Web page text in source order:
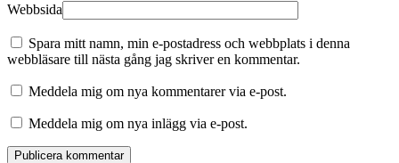
Webbsida
Spara mitt namn, min e-postadress och webbplats i denna
webbläsare till nästa gång jag skriver en kommentar.
Meddela mig om nya kommentarer via e-post.
Meddela mig om nya inlägg via e-post.